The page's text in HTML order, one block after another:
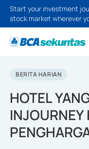
Start your investment
stock market wherever
BERITA HARIAN
HOTEL